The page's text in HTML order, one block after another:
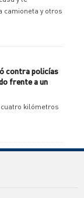
camioneta y otros
contra policías
frente a un
cuatro kilómetros